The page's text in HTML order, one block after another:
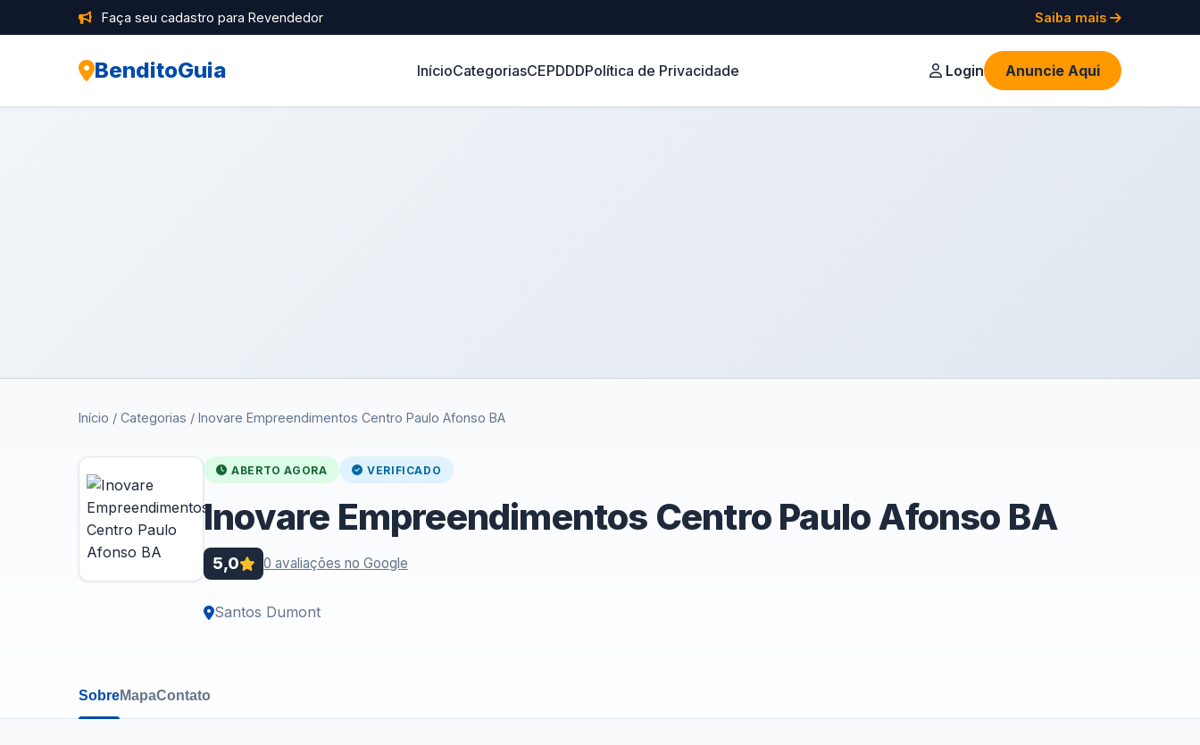
Faça seu cadastro para Revendedor Saiba mais
BenditoGuia InícioCategoriasCEPDDDPolítica de Privacidade Login Anuncie Aqui
Início / Categorias / Inovare Empreendimentos Centro Paulo Afonso BA
ABERTO AGORA VERIFICADO
Inovare Empreendimentos Centro Paulo Afonso BA
5,0 0 avaliações no Google
Santos Dumont
SobreMapaContato